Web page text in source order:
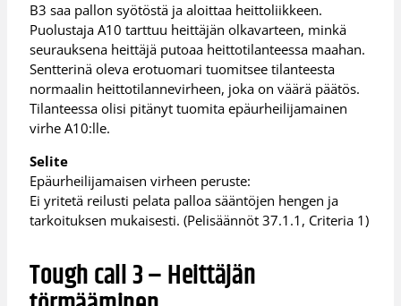
B3 saa pallon syötöstä ja aloittaa heittoliikkeen.
Puolustaja A10 tarttuu heittäjän olkavarteen, minkä
seurauksena heittäjä putoaa heittotilanteessa maahan.
Sentterinä oleva erotuomari tuomitsee tilanteesta
normaalin heittotilannevirheen, joka on väärä päätös.
Tilanteessa olisi pitänyt tuomita epäurheilijamainen
virhe A10:lle.
Selite
Epäurheilijamaisen virheen peruste:
Ei yritetä reilusti pelata palloa sääntöjen hengen ja
tarkoituksen mukaisesti. (Pelisäännöt 37.1.1, Criteria 1)
Tough call 3 – Heittäjän